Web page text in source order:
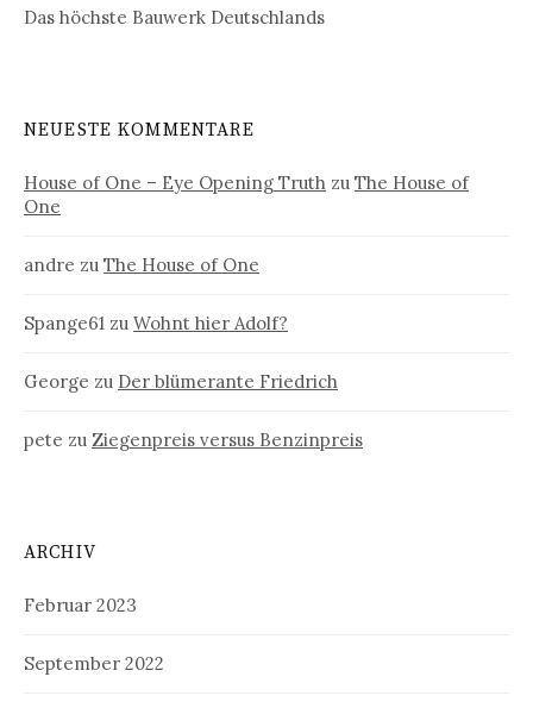
Das höchste Bauwerk Deutschlands
NEUESTE KOMMENTARE
House of One – Eye Opening Truth zu The House of
One
andre zu The House of One
Spange61 zu Wohnt hier Adolf?
George zu Der blümerante Friedrich
pete zu Ziegenpreis versus Benzinpreis
ARCHIV
Februar 2023
September 2022